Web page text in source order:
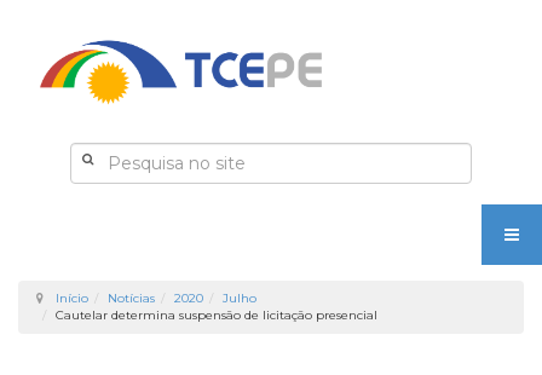
Início Notícias 2020
Julho
Cautelar determina suspensão de licitação presencial